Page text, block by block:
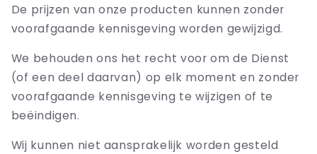
De prijzen van onze producten kunnen zonder
voorafgaande kennisgeving worden gewijzigd.
We behouden ons het recht voor om de Dienst
(of een deel daarvan) op elk moment en zonder
voorafgaande kennisgeving te wijzigen of te
beëindigen.
Wij kunnen niet aansprakelijk worden gesteld